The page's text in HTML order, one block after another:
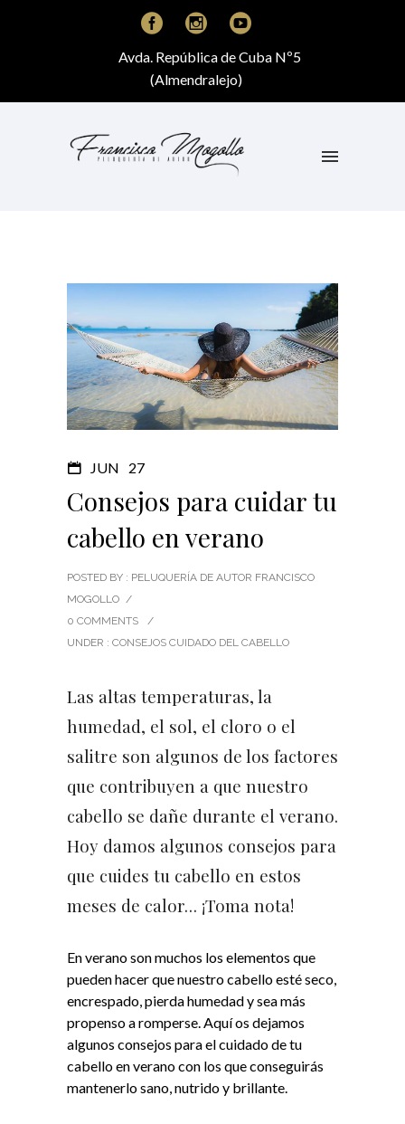
Avda. República de Cuba Nº5
(Almendralejo)
JUN 27
Consejos para cuidar tu
cabello en verano
POSTED BY : PELUQUERÍA DE AUTOR FRANCISCO
MOGOLLO /
0 COMMENTS
/
UNDER : CONSEJOS CUIDADO DEL CABELLO
Las altas temperaturas, la
humedad, el sol, el cloro o el
salitre son algunos de los factores
que contribuyen a que nuestro
cabello se dañe durante el verano.
Hoy damos algunos consejos para
que cuides tu cabello en estos
meses de calor… ¡Toma nota!
En verano son muchos los elementos que
pueden hacer que nuestro cabello esté seco,
encrespado, pierda humedad y sea más
propenso a romperse. Aquí os dejamos
algunos consejos para el cuidado de tu
cabello en verano con los que conseguirás
mantenerlo sano, nutrido y brillante.